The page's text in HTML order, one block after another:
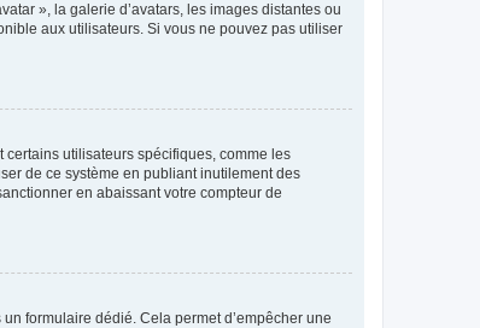
», la galerie d’avatars, les images distantes ou
aux utilisateurs. Si vous ne pouvez pas utiliser
utilisateurs spécifiques, comme les
de ce système en publiant inutilement des
en abaissant votre compteur de
formulaire dédié. Cela permet d’empêcher une